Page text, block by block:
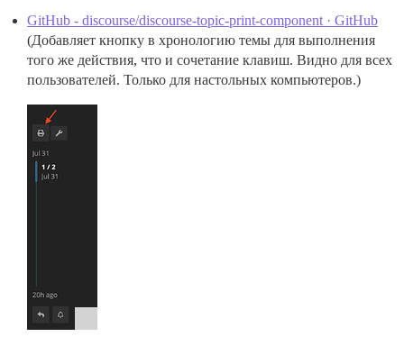
GitHub - discourse/discourse-topic-print-component · GitHub
(Добавляет кнопку в хронологию темы для выполнения
того же действия, что и сочетание клавиш. Видно для всех
пользователей. Только для настольных компьютеров.)